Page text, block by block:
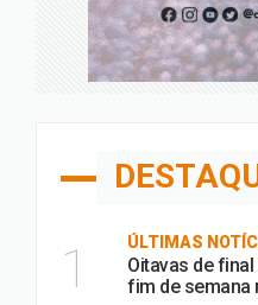
1 ÚLTIMAS
Oitavas de
fim de semana